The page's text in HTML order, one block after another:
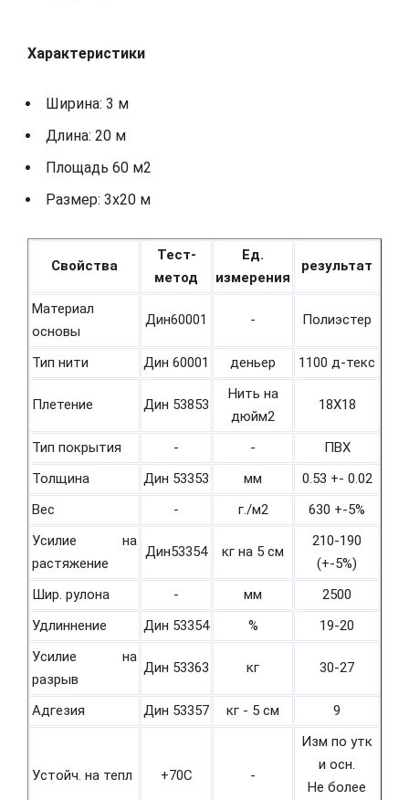
Характеристики
Ширина: 3 м
Длина: 20 м
Площадь 60 м2
Размер: 3х20 м
Свойства
Тест-
метод
Ед.
измерения
результат
Материал
основы
Дин60001 - Полиэстер
Тип нити Дин 60001 деньер 1100 д-текс
Плетение Дин 53853
Нить на
дюйм2
18Х18
Тип покрытия - -
ПВХ
Толщина
Дин 53353 мм
0.53 +- 0.02
Вес
- г./м2
630 +-5%
Усилие на
растяжение
Дин53354 кг на 5 см
210-190
(+-5%)
Шир. рулона
- мм
2500
Удлиннение
Дин 53354 %
19-20
Усилие на
разрыв
Дин 53363 кг 30-27
Адгезия Дин 53357 кг - 5 см 9
Устойч. на тепл +70С -
Изм по утк
и осн.
Не более